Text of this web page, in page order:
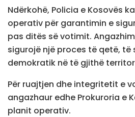
Ndërkohë, Policia e Kosovës
operativ për garantimin e
pas ditës së votimit.
sigurojë një proces të qetë, të
demokratik në të gjithë
Për ruajtjen dhe integritetit e
angazhaur edhe Prokuroria e
planit operativ.